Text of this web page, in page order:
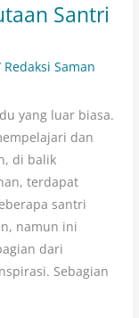
Santri
Redaksi Saman
yang luar biasa.
dan
di balik
terdapat
santri
namun ini
dari
Sebagian